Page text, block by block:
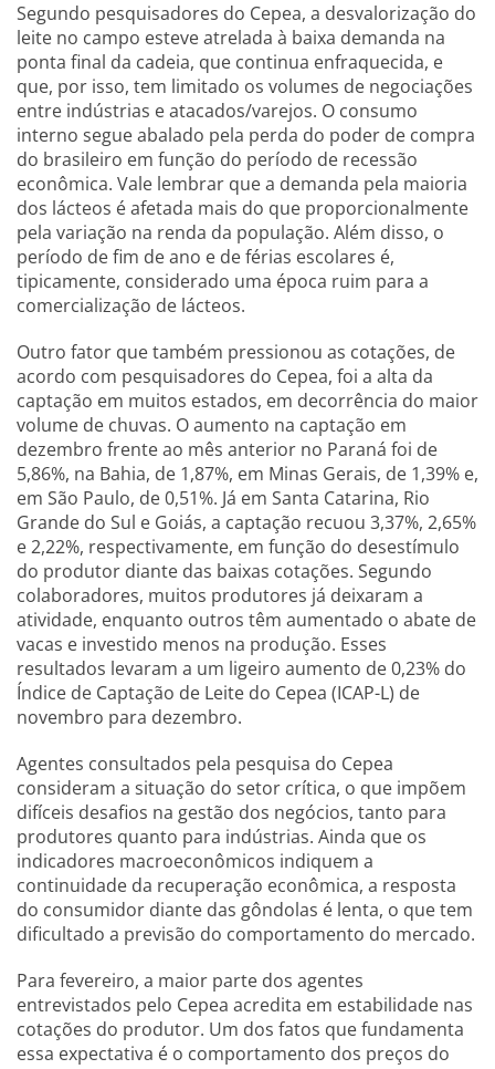
Segundo pesquisadores do Cepea, a desvalorização do
leite no campo esteve atrelada à baixa demanda na
ponta final da cadeia, que continua enfraquecida, e
que, por isso, tem limitado os volumes de negociações
entre indústrias e atacados/varejos. O consumo
interno segue abalado pela perda do poder de compra
do brasileiro em função do período de recessão
econômica. Vale lembrar que a demanda pela maioria
dos lácteos é afetada mais do que proporcionalmente
pela variação na renda da população. Além disso, o
período de fim de ano e de férias escolares é,
tipicamente, considerado uma época ruim para a
comercialização de lácteos.
Outro fator que também pressionou as cotações, de
acordo com pesquisadores do Cepea, foi a alta da
captação em muitos estados, em decorrência do maior
volume de chuvas. O aumento na captação em
dezembro frente ao mês anterior no Paraná foi de
5,86%, na Bahia, de 1,87%, em Minas Gerais, de 1,39% e,
em São Paulo, de 0,51%. Já em Santa Catarina, Rio
Grande do Sul e Goiás, a captação recuou 3,37%, 2,65%
e 2,22%, respectivamente, em função do desestímulo
do produtor diante das baixas cotações. Segundo
colaboradores, muitos produtores já deixaram a
atividade, enquanto outros têm aumentado o abate de
vacas e investido menos na produção. Esses
resultados levaram a um ligeiro aumento de 0,23% do
Índice de Captação de Leite do Cepea (ICAP-L) de
novembro para dezembro.
Agentes consultados pela pesquisa do Cepea
consideram a situação do setor crítica, o que impõem
difíceis desafios na gestão dos negócios, tanto para
produtores quanto para indústrias. Ainda que os
indicadores macroeconômicos indiquem a
continuidade da recuperação econômica, a resposta
do consumidor diante das gôndolas é lenta, o que tem
dificultado a previsão do comportamento do mercado.
Para fevereiro, a maior parte dos agentes
entrevistados pelo Cepea acredita em estabilidade nas
cotações do produtor. Um dos fatos que fundamenta
essa expectativa é o comportamento dos preços do